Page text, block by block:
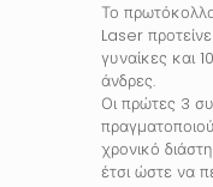
Το
Laser
γυναίκες και
άνδρες.
Οι πρώτες 3
χρονικό
έτσι ώστε να